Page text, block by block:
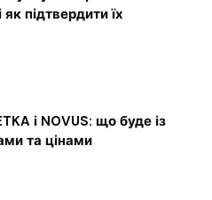
підтвердити їх
і NOVUS: що буде із
та цінами